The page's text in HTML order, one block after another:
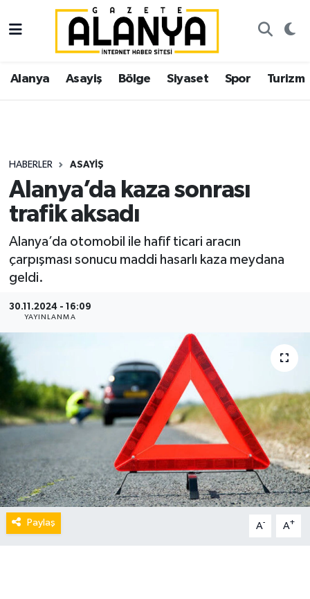
Alanya Asayiş Bölge Siyaset Spor Turizm
HABERLER ASAYIŞ
Alanya’da kaza sonrası
trafik aksadı
Alanya’da otomobil ile hafif ticari aracın
çarpışması sonucu maddi hasarlı kaza meydana
geldi.
30.11.2024 - 16:09
YAYINLANMA
Paylaş A- A+
Alanya
Asayiş
Siyaset
Spor
Ekonomi
İstanbul Nöbetçi Eczaneler
İstanbul Hava Durumu
Süper Lig Puan Durumu ve Fikstür
Tüm Manşetler
Haber Arşivi